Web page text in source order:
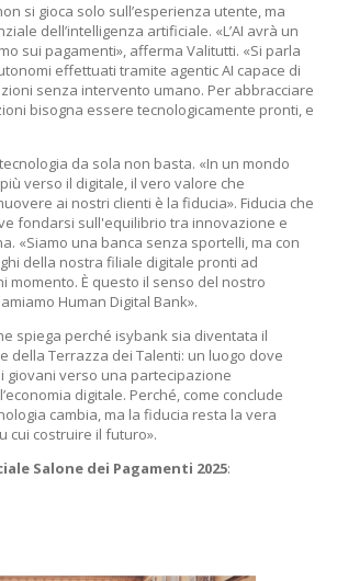
si gioca solo sull’esperienza utente, ma
dell’intelligenza artificiale. «L’AI avrà un
sui pagamenti», afferma Valitutti. «Si parla
effettuati tramite agentic AI capace di
senza intervento umano. Per abbracciare
bisogna essere tecnologicamente pronti, e
da sola non basta. «In un mondo
verso il digitale, il vero valore che
ai nostri clienti è la fiducia». Fiducia che
fondarsi sull'equilibrio tra innovazione e
«Siamo una banca senza sportelli, ma con
della nostra filiale digitale pronti ad
momento. È questo il senso del nostro
Human Digital Bank».
spiega perché isybank sia diventata il
della Terrazza dei Talenti: un luogo dove
giovani verso una partecipazione
digitale. Perché, come conclude
cambia, ma la fiducia resta la vera
cui costruire il futuro».
Salone dei Pagamenti 2025: